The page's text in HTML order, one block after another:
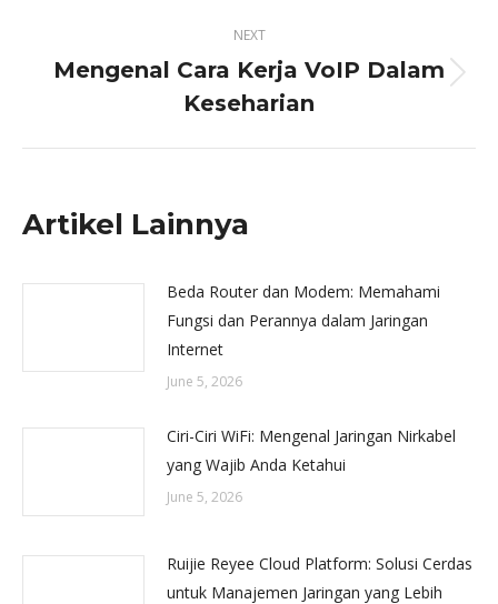
NEXT
Next
post:
Mengenal Cara Kerja VoIP Dalam
Keseharian
Artikel Lainnya
Beda Router dan Modem: Memahami
Fungsi dan Perannya dalam Jaringan
Internet
June 5, 2026
Ciri-Ciri WiFi: Mengenal Jaringan Nirkabel
yang Wajib Anda Ketahui
June 5, 2026
Ruijie Reyee Cloud Platform: Solusi Cerdas
untuk Manajemen Jaringan yang Lebih